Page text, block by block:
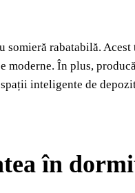
rabatabilă.
moderne. În plus,
inteligente de
în